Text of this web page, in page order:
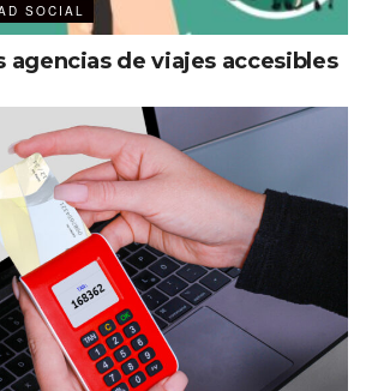
SOCIAL
agencias de viajes accesibles